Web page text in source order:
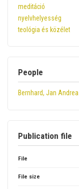
meditáció
nyelvhelyesség
teológia és közélet
People
Bernhard, Jan Andrea
Publication file
File
File size